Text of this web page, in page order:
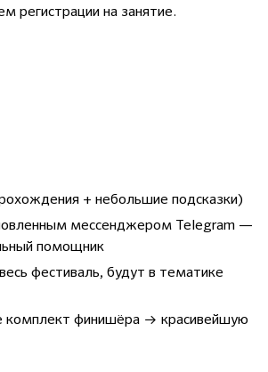
регистрации на занятие.
+ небольшие подсказки)
мессенджером Telegram —
помощник
фестиваль, будут в тематике
комплект финишёра → красивейшую